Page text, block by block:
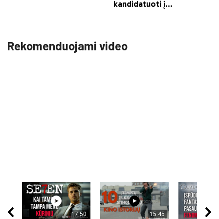
Rekomenduojami video
17:50 15:45